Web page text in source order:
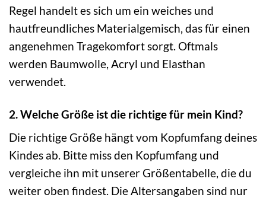
Regel handelt es sich um ein weiches und
hautfreundliches Materialgemisch, das für einen
angenehmen Tragekomfort sorgt. Oftmals
werden Baumwolle, Acryl und Elasthan
verwendet.
2. Welche Größe ist die richtige für mein Kind?
Die richtige Größe hängt vom Kopfumfang deines
Kindes ab. Bitte miss den Kopfumfang und
vergleiche ihn mit unserer Größentabelle, die du
weiter oben findest. Die Altersangaben sind nur